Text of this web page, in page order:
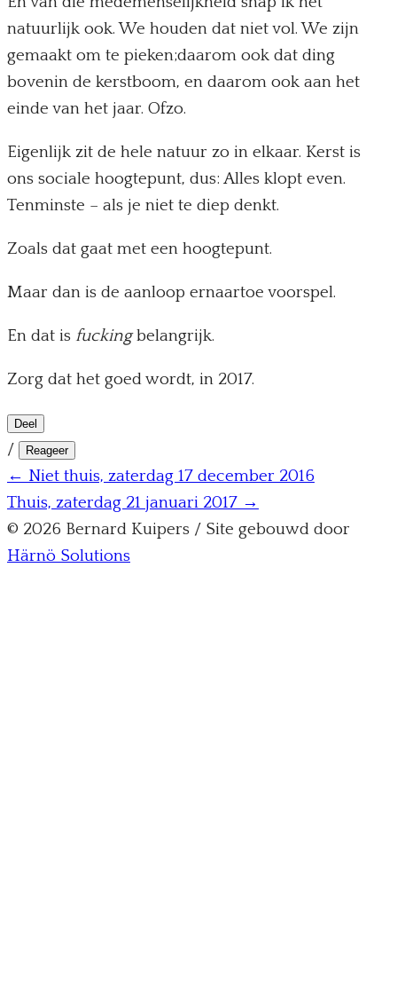
natuurlijk ook. We houden dat niet vol. We zijn
gemaakt om te pieken;daarom ook dat ding
bovenin de kerstboom, en daarom ook aan het
einde van het jaar. Ofzo.
Eigenlijk zit de hele natuur zo in elkaar. Kerst is
ons sociale hoogtepunt, dus: Alles klopt even.
Tenminste – als je niet te diep denkt.
Zoals dat gaat met een hoogtepunt.
Maar dan is de aanloop ernaartoe voorspel.
En dat is fuckingbelangrijk.
Zorg dat het goed wordt, in 2017.
Deel
/ Reageer
← Niet thuis, zaterdag 17 december 2016
Thuis, zaterdag 21 januari 2017 →
© 2026 Bernard Kuipers / Site gebouwd door
Härnö Solutions